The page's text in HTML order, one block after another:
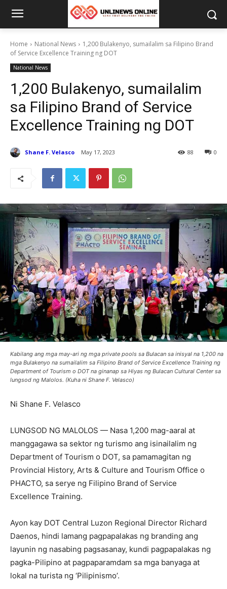
Home National News
1,200 Bulakenyo, sumailalim sa Filipino Brand
of Service Excellence Training ng DOT
National News
1,200 Bulakenyo, sumailalim
sa Filipino Brand of Service
Excellence Training ng DOT
Shane F. Velasco May 17, 2023 0
88
Kabilang ang mga may-ari ng mga private pools sa Bulacan sa inisyal na 1,200 na
mga Bulakenyo na sumailalim sa Filipino Brand of Service Excellence Training ng
Department of Tourism o DOT na ginanap sa Hiyas ng Bulacan Cultural Center sa
lungsod ng Malolos. (Kuha ni Shane F. Velasco)
Ni Shane F. Velasco
LUNGSOD NG MALOLOS — Nasa 1,200 mag-aaral at
manggagawa sa sektor ng turismo ang isinailalim ng
Department of Tourism o DOT, sa pamamagitan ng
Provincial History, Arts & Culture and Tourism Office o
PHACTO, sa serye ng Filipino Brand of Service
Excellence Training.
Ayon kay DOT Central Luzon Regional Director Richard
Daenos, hindi lamang pagpapalakas ng branding ang
layunin ng nasabing pagsasanay, kundi pagpapalakas ng
pagka-Pilipino at pagpaparamdam sa mga banyaga at
lokal na turista ng ‘Pilipinismo’.